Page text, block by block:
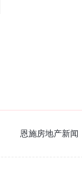
恩施房地产新闻